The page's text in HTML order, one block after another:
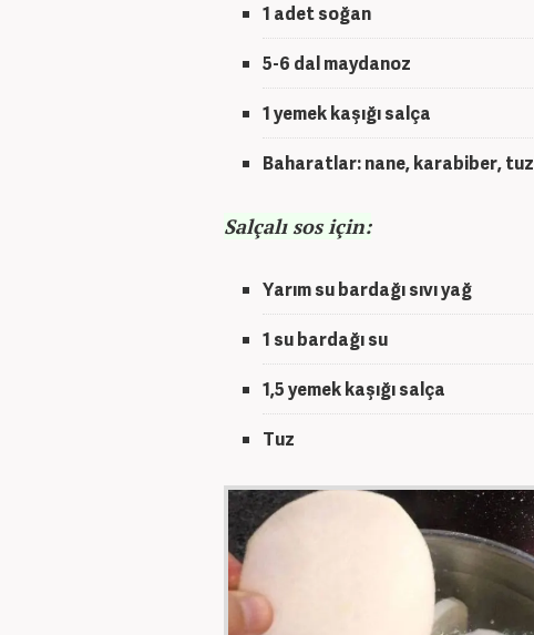
1 adet soğan
5-6 dal maydanoz
1 yemek kaşığı salça
Baharatlar: nane, karabiber, tuz
Salçalı sos için:
Yarım su bardağı sıvı yağ
1 su bardağı su
1,5 yemek kaşığı salça
Tuz